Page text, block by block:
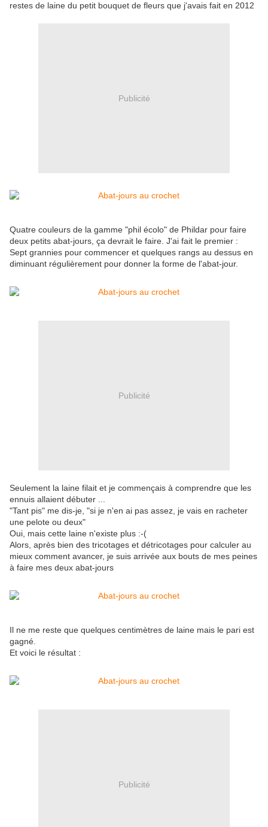
restes de laine du petit bouquet de fleurs que j'avais fait en 2012
Publicité
Quatre couleurs de la gamme "phil écolo" de Phildar pour faire
deux petits abat-jours, ça devrait le faire. J'ai fait le premier :
Sept grannies pour commencer et quelques rangs au dessus en
diminuant régulièrement pour donner la forme de l'abat-jour.
Publicité
Seulement la laine filait et je commençais à comprendre que les
ennuis allaient débuter ...
"Tant pis" me dis-je, "si je n'en ai pas assez, je vais en racheter
une pelote ou deux"
Oui, mais cette laine n'existe plus :-(
Alors, après bien des tricotages et détricotages pour calculer au
mieux comment avancer, je suis arrivée aux bouts de mes peines
à faire mes deux abat-jours
Il ne me reste que quelques centimètres de laine mais le pari est
gagné.
Et voici le résultat :
Publicité